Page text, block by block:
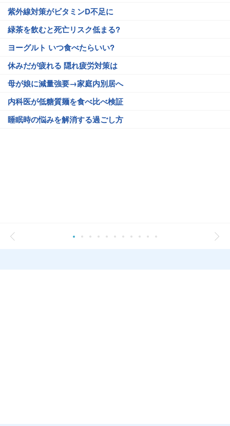
紫外線対策がビタミンD不足に
緑茶を飲むと死亡リスク低まる?
ヨーグルト いつ食べたらいい?
休みだが疲れる 隠れ疲労対策は
母が娘に減量強要→家庭内別居へ
内科医が低糖質麺を食べ比べ検証
睡眠時の悩みを解消する過ごし方